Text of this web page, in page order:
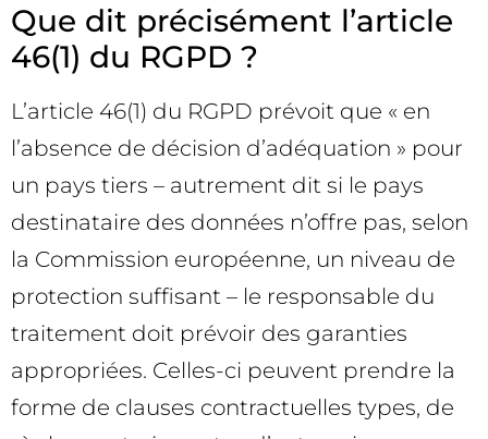
Que dit précisément l’article
46(1) du RGPD ?
L’article 46(1) du RGPD prévoit que « en
l’absence de décision d’adéquation » pour
un pays tiers – autrement dit si le pays
destinataire des données n’offre pas, selon
la Commission européenne, un niveau de
protection suffisant – le responsable du
traitement doit prévoir des garanties
appropriées. Celles-ci peuvent prendre la
forme de clauses contractuelles types, de